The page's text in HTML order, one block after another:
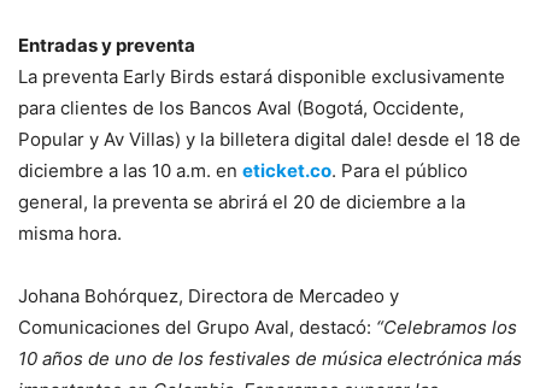
Entradas y preventa
La preventa Early Birds estará disponible exclusivamente
para clientes de los Bancos Aval (Bogotá, Occidente,
Popular y Av Villas) y la billetera digital dale! desde el 18 de
diciembre a las 10 a.m. en eticket.co. Para el público
general, la preventa se abrirá el 20 de diciembre a la
misma hora.
Johana Bohórquez, Directora de Mercadeo y
Comunicaciones del Grupo Aval, destacó: “Celebramos los
10 años de uno de los festivales de música electrónica más